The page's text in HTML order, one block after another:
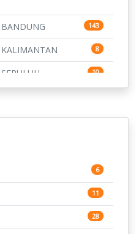
143
8
10
3
169
7
6
11
28